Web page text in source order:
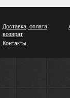
Доставка, оплата,
возврат
Контакты